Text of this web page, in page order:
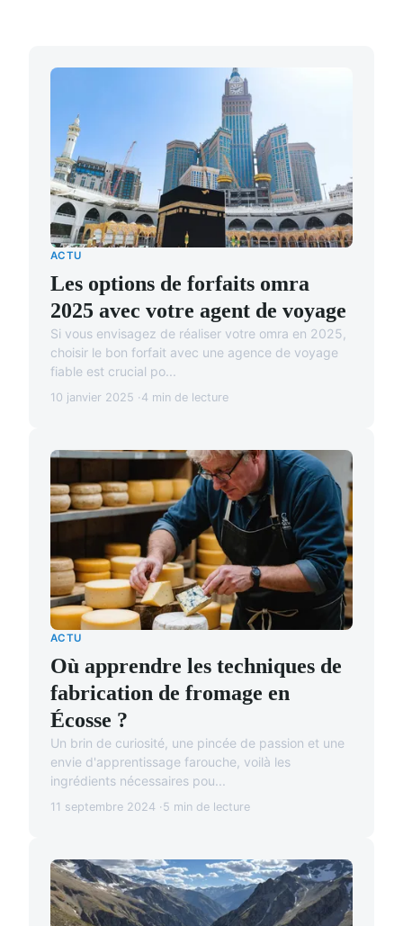
ACTU
Les options de forfaits omra
2025 avec votre agent de voyage
Si vous envisagez de réaliser votre omra en 2025,
choisir le bon forfait avec une agence de voyage
fiable est crucial po...
10 janvier 2025 4 min de lecture
ACTU
Où apprendre les techniques de
fabrication de fromage en
Écosse ?
Un brin de curiosité, une pincée de passion et une
envie d'apprentissage farouche, voilà les
ingrédients nécessaires pou...
11 septembre 2024 5 min de lecture